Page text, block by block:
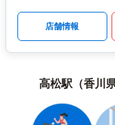
店舗情報
高松駅（香川